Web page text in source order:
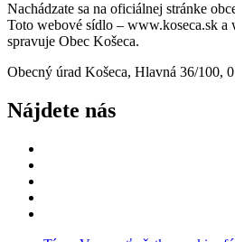
Nachádzate sa na oficiálnej stránke
Toto webové sídlo – www.koseca.sk a
spravuje Obec Košeca.
Obecný úrad Košeca, Hlavná 36/100,
Nájdete nás